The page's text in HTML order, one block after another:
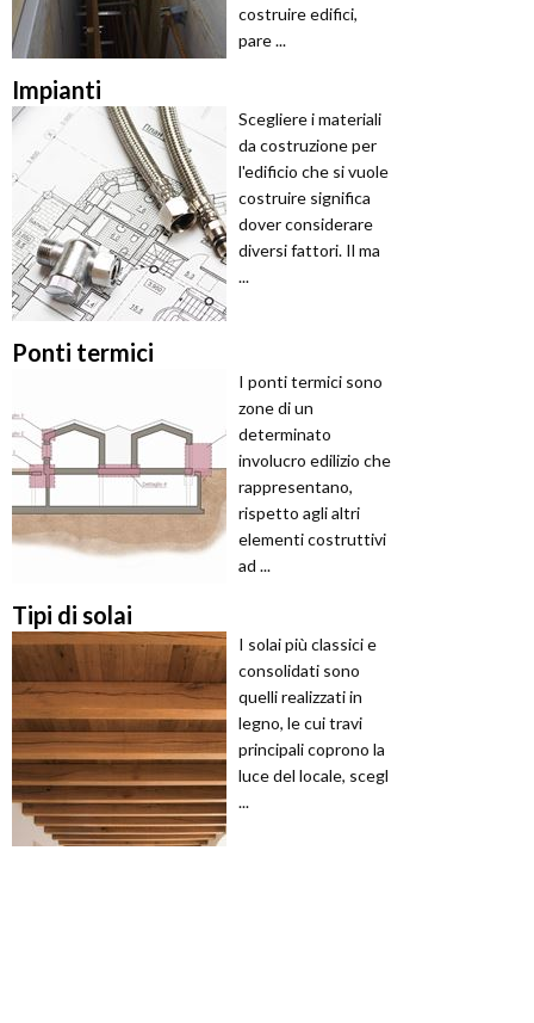
costruire edifici,
pare ...
Impianti
Scegliere i materiali
da costruzione per
l'edificio che si vuole
costruire significa
dover considerare
diversi fattori. Il ma
...
Ponti termici
I ponti termici sono
zone di un
determinato
involucro edilizio che
rappresentano,
rispetto agli altri
elementi costruttivi
ad ...
Tipi di solai
I solai più classici e
consolidati sono
quelli realizzati in
legno, le cui travi
principali coprono la
luce del locale, scegl
...